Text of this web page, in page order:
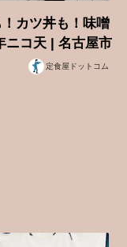
カツ丼も！味噌
ニコ天 | 名古屋市
定食屋ドットコム